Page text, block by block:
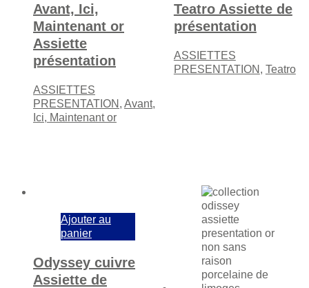
Avant, Ici,
Maintenant or
Assiette
présentation
ASSIETTES
PRESENTATION , Avant,
Ici, Maintenant or
Teatro Assiette de
présentation
ASSIETTES
PRESENTATION , Teatro
Ajouter au
panier
Odyssey cuivre
Assiette de